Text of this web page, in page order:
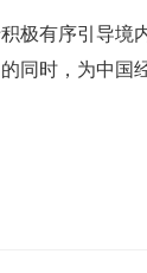
有序引导境内
同时，为中国